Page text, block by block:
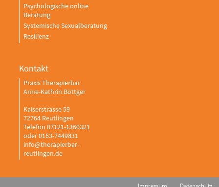
Psychologische online
Beratung
Systemische Sexualberatung
Resilienz
Kontakt
Praxis Therapierbar
Anne-Kathrin Böttger
Kaiserstrasse 59
72764 Reutlingen
Telefon 07121-1360321
oder 0163-7449831
info@therapierbar-
reutlingen.de